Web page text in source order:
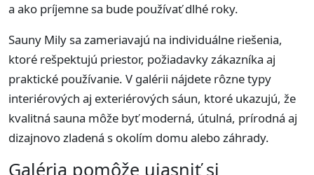
a ako príjemne sa bude používať dlhé roky.
Sauny Mily sa zameriavajú na individuálne riešenia,
ktoré rešpektujú priestor, požiadavky zákazníka aj
praktické používanie. V galérii nájdete rôzne typy
interiérových aj exteriérových sáun, ktoré ukazujú, že
kvalitná sauna môže byť moderná, útulná, prírodná aj
dizajnovo zladená s okolím domu alebo záhrady.
Galéria pomôže ujasniť si